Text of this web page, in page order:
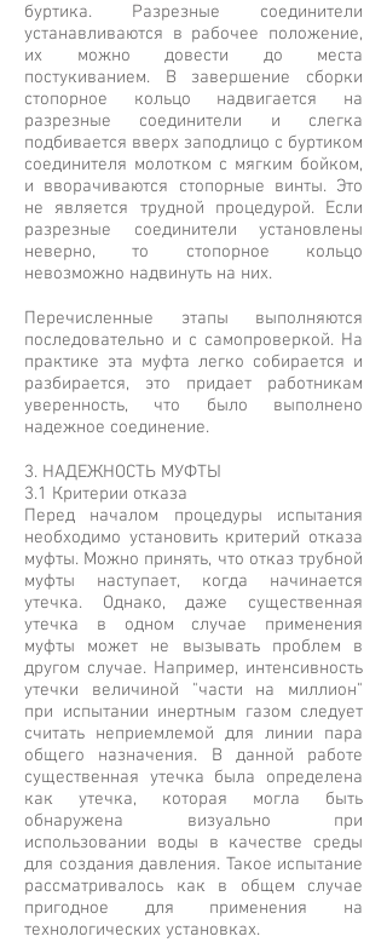
буртика. Разрезные соединители
устанавливаются в рабочее положение,
их можно довести до места
постукиванием. В завершение сборки
стопорное кольцо надвигается на
разрезные соединители и слегка
подбивается вверх заподлицо с буртиком
соединителя молотком с мягким бойком,
и вворачиваются стопорные винты. Это
не является трудной процедурой. Если
разрезные соединители установлены
неверно, то стопорное кольцо
невозможно надвинуть на них.
Перечисленные этапы выполняются
последовательно и с самопроверкой. На
практике эта муфта легко собирается и
разбирается, это придает работникам
уверенность, что было выполнено
надежное соединение.
3. НАДЕЖНОСТЬ МУФТЫ
3.1 Критерии отказа
Перед началом процедуры испытания
необходимо установить критерий отказа
муфты. Можно принять, что отказ трубной
муфты наступает, когда начинается
утечка. Однако, даже существенная
утечка в одном случае применения
муфты может не вызывать проблем в
другом случае. Например, интенсивность
утечки величиной "части на миллион"
при испытании инертным газом следует
считать неприемлемой для линии пара
общего назначения. В данной работе
существенная утечка была определена
как утечка, которая могла быть
обнаружена визуально при
использовании воды в качестве среды
для создания давления. Такое испытание
рассматривалось как в общем случае
пригодное для применения на
технологических установках.